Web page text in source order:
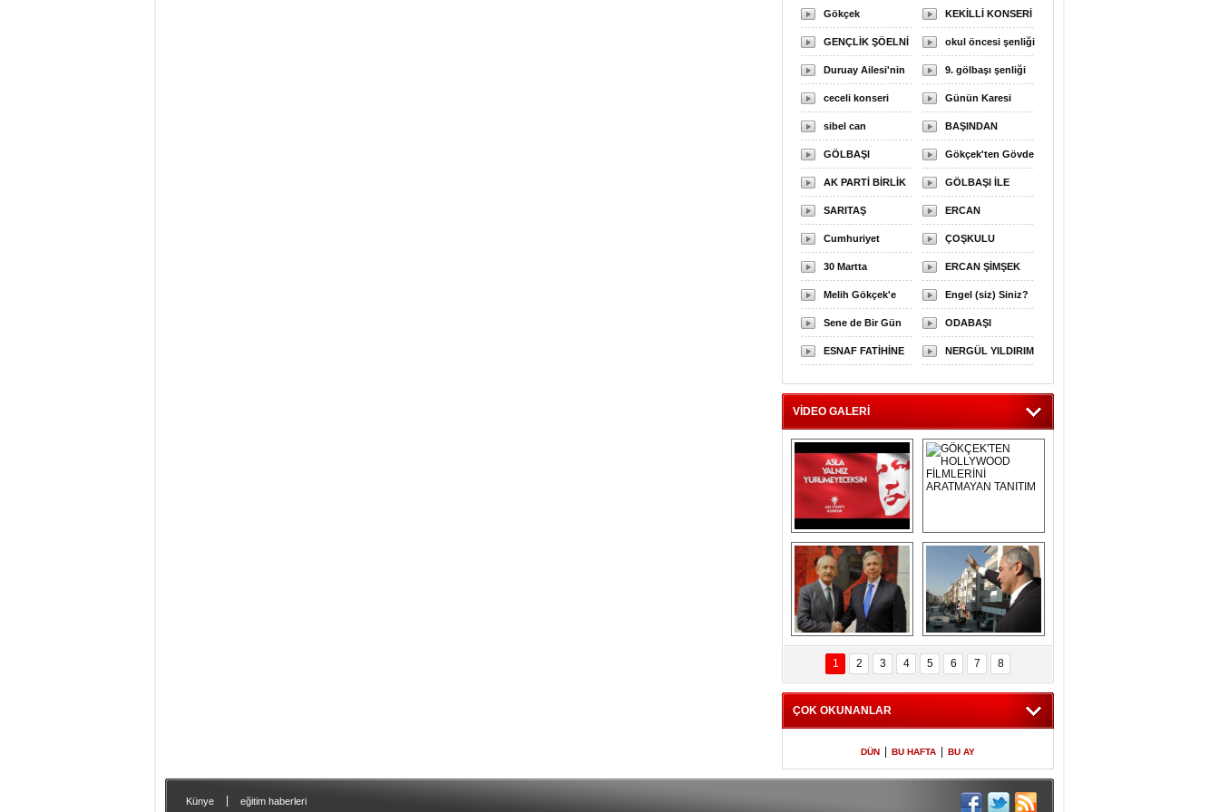
Manzaraları COŞKUSU
Gökçek
Muhtarlarla
KEKİLLİ KONSERİ
GENÇLİK ŞÖELNİ okul öncesi şenliği
Duruay Ailesi'nin
Mutlu Günü
9. gölbaşı şenliği
ceceli konseri Günün Karesi
sibel can BAŞINDAN
SONUNA
GÖLBAŞI ŞENLİĞİ
GÖLBAŞI
MANZARALARI
Gökçek'ten Gövde
Gösterisi
AK PARTİ BİRLİK
BERABERLİK
YEMEĞ
GÖLBAŞI İLE
YOLA ÇIKTI
SARITAŞ
AÇIKLADI
ERCAN
ŞİMŞEK’TEN
ESNAF ZİYARETİ
Cumhuriyet
Bayramı,
Gölbaşı’nda
Kutlandı
ÇOŞKULU
BAŞVURU..
30 Martta
Gölbaşı'nda Yeni
Bir Başlangıç
Olacak
ERCAN ŞİMŞEK
GÖLBAŞI'NDA
KASIRGA ETKİSİ
YARATTI
Melih Gökçek'e
havai fişekli,
mehteranlı, halayl
Engel (siz) Siniz?
Sene de Bir Gün
Hatırlanmasınlar
ODABAŞI
HANEDANLIĞINA
ESNAF FATİHİNE NERGÜL YILDIRIM
BÜROSUNU AÇTI
VİDEO GALERİ
Asla Yalnız
Yürümeyeceksin
Uzun Adam
GÖKÇEK'TEN
HOLLYWOOD
FİLMLERİNİ
ARATMAYAN
TANITIM
DAL İÇERİ ZÜBÜK!
ERCAN ŞİMŞEK
GÖLBAŞI'NDA
KASIRGA ETKİSİ
YARATTI !
1 2 3 4 5 6 7 8
ÇOK OKUNANLAR
DÜN BU HAFTA BU AY
Künye eğitim haberleri